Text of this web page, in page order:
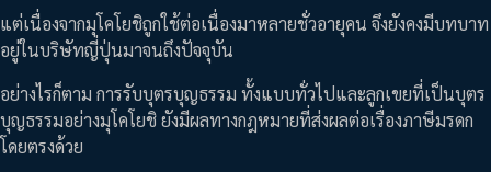
แต่เนื่องจากมุโคโยชิถูกใช้ต่อเนื่องมาหลายชั่วอายุคน จึงยังคงมีบทบาท
อยู่ในบริษัทญี่ปุ่นมาจนถึงปัจจุบัน
อย่างไรก็ตาม การรับบุตรบุญธรรม ทั้งแบบทั่วไปและลูกเขยที่เป็นบุตร
บุญธรรมอย่างมุโคโยชิ ยังมีผลทางกฎหมายที่ส่งผลต่อเรื่องภาษีมรดก
โดยตรงด้วย